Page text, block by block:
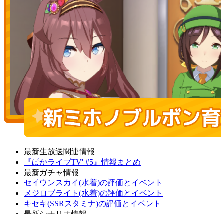
最新生放送関連情報
『ぱかライブTV' #5』情報まとめ
最新ガチャ情報
セイウンスカイ(水着)の評価とイベント
メジロブライト(水着)の評価とイベント
キセキ(SSRスタミナ)の評価とイベント